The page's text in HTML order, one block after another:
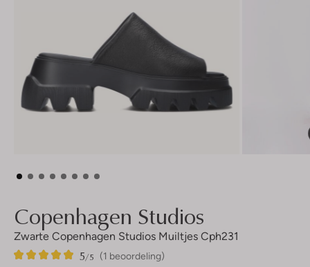
Copenhagen Studios
Zwarte Copenhagen Studios Muiltjes Cph231
(1 beoordeling)
5/5
1
5